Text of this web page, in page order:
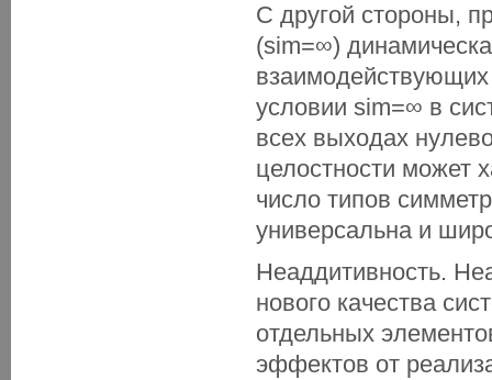
С другой стороны,
(sim=∞)
условии sim=∞ в
всех выходах
целостности может
число типов
универсальна и
Неаддитивность.
нового качества
отдельных
эффектов от